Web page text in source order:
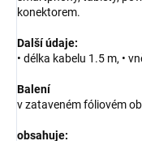
konektorem.
Další údaje:
• délka kabelu 1.5 m, •
Balení
v zataveném fóliovém
obsahuje: